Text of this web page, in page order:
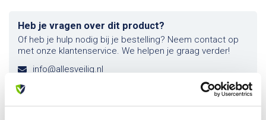
Heb je vragen over dit product?
Of heb je hulp nodig bij je bestelling? Neem contact op
met onze klantenservice. We helpen je graag verder!
info@allesveilig.nl